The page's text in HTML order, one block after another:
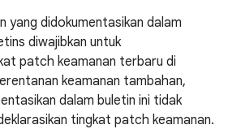
yang didokumentasikan dalam
diwajibkan untuk
patch keamanan terbaru di
keamanan tambahan,
dalam buletin ini tidak
tingkat patch keamanan.